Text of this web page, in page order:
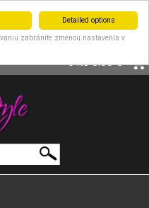
Detailed options
zabránite zmenou nastavenia v
0 ks0.00 €